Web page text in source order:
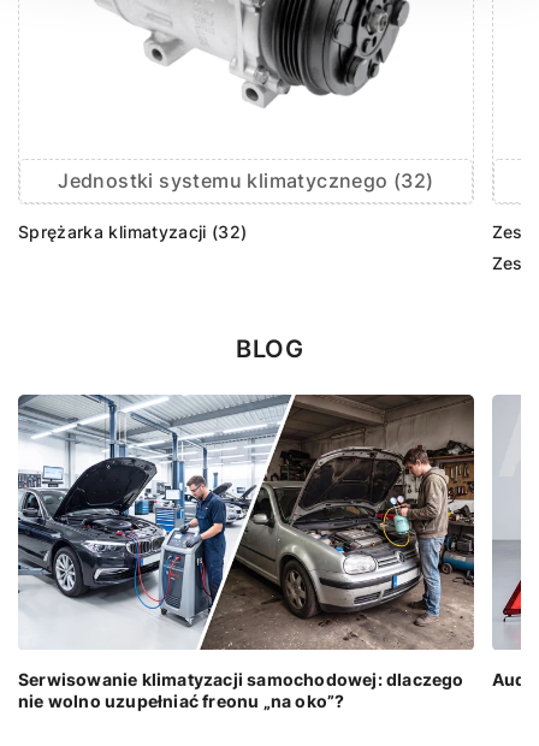
Jednostki systemu klimatycznego (32)
Sprężarka klimatyzacji (32)
BLOG
Serwisowanie klimatyzacji samochodowej: dlaczego
nie wolno uzupełniać freonu „na oko”?
Audi